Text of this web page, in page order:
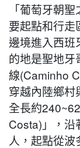
「葡萄牙朝
要起點和行走
邊境進入西班
的地是聖地牙
線(Caminho
穿越內陸鄉村
全長約
Costa)」，沿
人，起點從